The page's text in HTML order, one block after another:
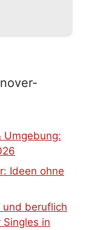
Umgebung:
Ideen ohne
und beruflich
in